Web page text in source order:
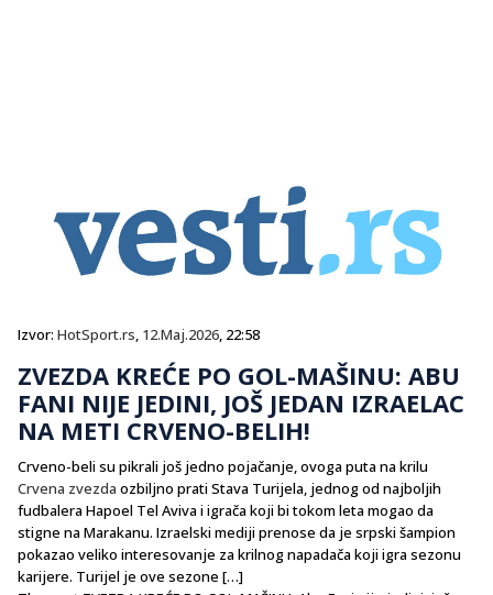
Izvor: HotSport.rs, 12.Maj.2026, 22:58
ZVEZDA KREĆE PO GOL-MAŠINU: ABU
FANI NIJE JEDINI, JOŠ JEDAN IZRAELAC
NA METI CRVENO-BELIH!
Crveno-beli su pikrali još jedno pojačanje, ovoga puta na krilu
Crvena zvezda ozbiljno prati Stava Turijela, jednog od najboljih
fudbalera Hapoel Tel Aviva i igrača koji bi tokom leta mogao da
stigne na Marakanu. Izraelski mediji prenose da je srpski šampion
pokazao veliko interesovanje za krilnog napadača koji igra sezonu
karijere. Turijel je ove sezone […]